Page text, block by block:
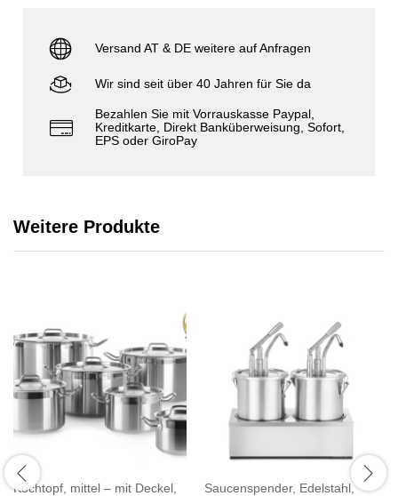
Versand AT & DE weitere auf Anfragen
Wir sind seit über 40 Jahren für Sie da
Bezahlen Sie mit Vorrauskasse Paypal,
Kreditkarte, Direkt Banküberweisung, Sofort,
EPS oder GiroPay
Weitere Produkte
Kochtopf, mittel – mit Deckel,
Saucenspender, Edelstahl,